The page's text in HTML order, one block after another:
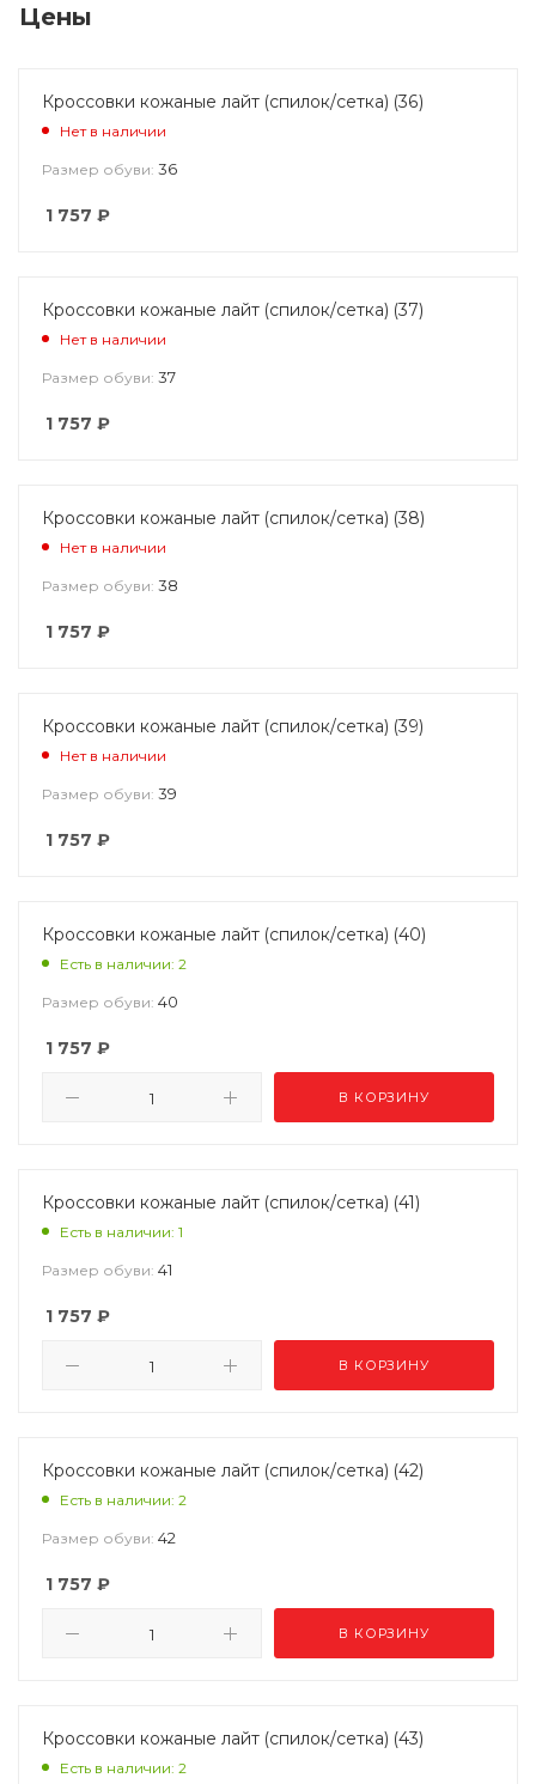
Цены
Кроссовки кожаные лайт (спилок/сетка) (36)
Нет в наличии
Размер обуви: 36
1 757 ₽
Кроссовки кожаные лайт (спилок/сетка) (37)
Нет в наличии
Размер обуви: 37
1 757 ₽
Кроссовки кожаные лайт (спилок/сетка) (38)
Нет в наличии
Размер обуви: 38
1 757 ₽
Кроссовки кожаные лайт (спилок/сетка) (39)
Нет в наличии
Размер обуви: 39
1 757 ₽
Кроссовки кожаные лайт (спилок/сетка) (40)
Есть в наличии: 2
Размер обуви: 40
1 757 ₽
В КОРЗИНУ
Кроссовки кожаные лайт (спилок/сетка) (41)
Есть в наличии: 1
Размер обуви: 41
1 757 ₽
В КОРЗИНУ
Кроссовки кожаные лайт (спилок/сетка) (42)
Есть в наличии: 2
Размер обуви: 42
1 757 ₽
В КОРЗИНУ
Кроссовки кожаные лайт (спилок/сетка) (43)
Есть в наличии: 2